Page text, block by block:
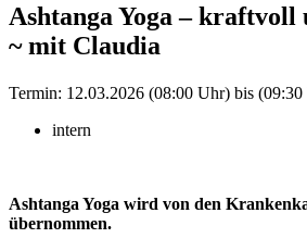
Ashtanga Yoga – kraftvoll
~ mit Claudia
Termin: 12.03.2026 (08:00 Uhr) bis
intern
Ashtanga Yoga wird von den
übernommen.